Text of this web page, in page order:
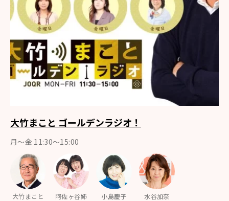
大竹まこと ゴールデンラジオ！
月〜金 11:30～15:00
大竹まこと
阿佐ヶ谷姉
小島慶子 水谷加奈